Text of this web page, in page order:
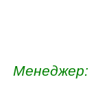
Менеджер: